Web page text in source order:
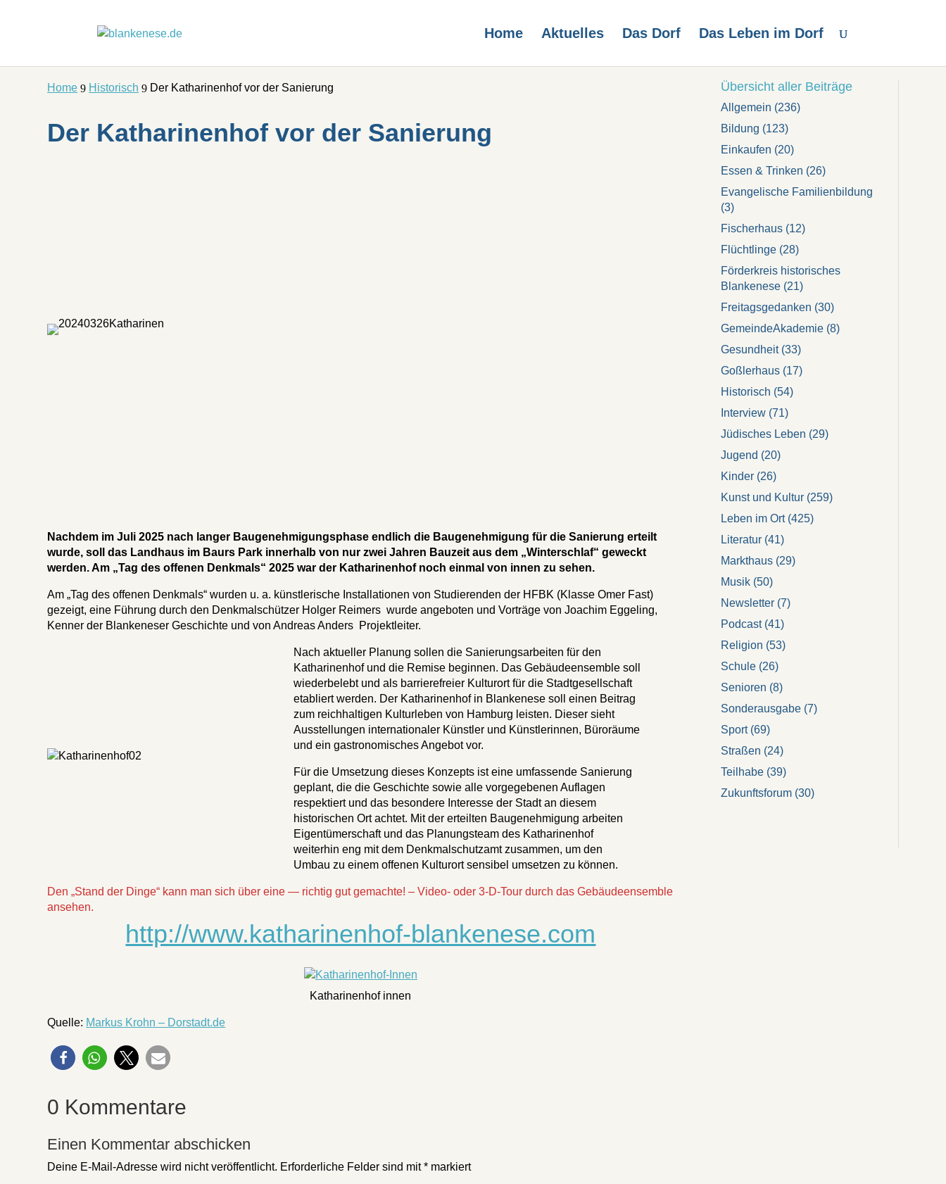
Home Aktuelles Das Dorf Das Leben im Dorf
Home 9 Historisch 9 Der Katharinenhof vor der Sanierung
Der Katharinenhof vor der Sanierung
Nachdem im Juli 2025 nach langer Baugenehmigungsphase endlich die Baugenehmigung für die Sanierung erteilt
wurde, soll das Landhaus im Baurs Park innerhalb von nur zwei Jahren Bauzeit aus dem „Winterschlaf“ geweckt
werden. Am „Tag des offenen Denkmals“ 2025 war der Katharinenhof noch einmal von innen zu sehen.
Am „Tag des offenen Denkmals“ wurden u. a. künstlerische Installationen von Studierenden der HFBK (Klasse Omer Fast)
gezeigt, eine Führung durch den Denkmalschützer Holger Reimers wurde angeboten und Vorträge von Joachim Eggeling,
Kenner der Blankeneser Geschichte und von Andreas Anders Projektleiter.
Nach aktueller Planung sollen die Sanierungsarbeiten für den
Katharinenhof und die Remise beginnen. Das Gebäudeensemble soll
wiederbelebt und als barrierefreier Kulturort für die Stadtgesellschaft
etabliert werden. Der Katharinenhof in Blankenese soll einen Beitrag
zum reichhaltigen Kulturleben von Hamburg leisten. Dieser sieht
Ausstellungen internationaler Künstler und Künstlerinnen, Büroräume
und ein gastronomisches Angebot vor.
Für die Umsetzung dieses Konzepts ist eine umfassende Sanierung
geplant, die die Geschichte sowie alle vorgegebenen Auflagen
respektiert und das besondere Interesse der Stadt an diesem
historischen Ort achtet. Mit der erteilten Baugenehmigung arbeiten
Eigentümerschaft und das Planungsteam des Katharinenhof
weiterhin eng mit dem Denkmalschutzamt zusammen, um den
Umbau zu einem offenen Kulturort sensibel umsetzen zu können.
Den „Stand der Dinge“ kann man sich über eine — richtig gut gemachte! – Video- oder 3-D-Tour durch das Gebäudeensemble
ansehen.
http://www.katharinenhof-blankenese.com
Katharinenhof innen
Quelle: Markus Krohn – Dorstadt.de
0 Kommentare
Einen Kommentar abschicken
Deine E-Mail-Adresse wird nicht veröffentlicht. Erforderliche Felder sind mit* markiert
Übersicht aller Beiträge
Allgemein (236)
Bildung (123)
Einkaufen (20)
Essen & Trinken (26)
Evangelische Familienbildung
(3)
Fischerhaus (12)
Flüchtlinge (28)
Förderkreis historisches
Blankenese (21)
Freitagsgedanken (30)
GemeindeAkademie (8)
Gesundheit(33)
Goßlerhaus (17)
Historisch (54)
Interview (71)
Jüdisches Leben (29)
Jugend (20)
Kinder (26)
Kunst und Kultur (259)
Leben im Ort(425)
Literatur (41)
Markthaus (29)
Musik (50)
Newsletter (7)
Podcast(41)
Religion (53)
Schule (26)
Senioren (8)
Sonderausgabe (7)
Sport(69)
Straßen (24)
Teilhabe (39)
Zukunftsforum (30)